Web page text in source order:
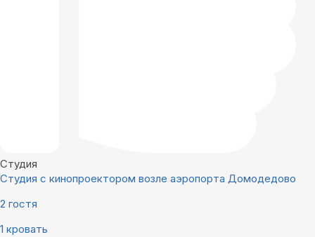
Студия
Студия с кинопроектором возле аэропорта Домодедово
2 гостя
1 кровать